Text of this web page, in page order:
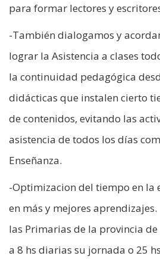
para formar lectores y
-También dialogamos y
lograr la Asistencia a clases
la continuidad pedagógica
didácticas que instalen cierto
de contenidos, evitando las
asistencia de todos los días
Enseñanza.
-Optimizacion del tiempo en la
en más y mejores
las Primarias de la provincia
a 8 hs diarias su jornada o 25